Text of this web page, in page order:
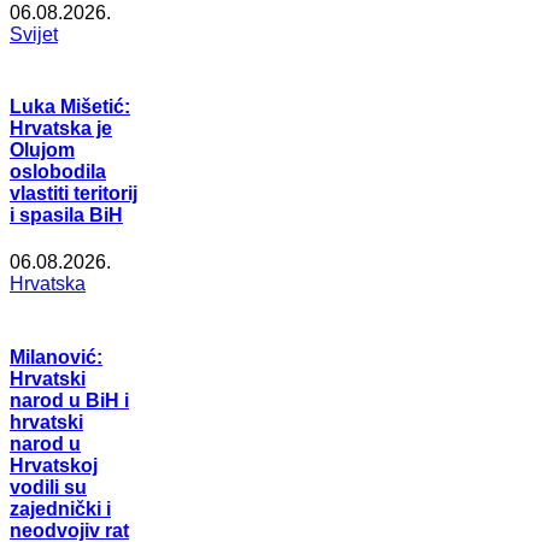
06.08.2026.
Svijet
Luka Mišetić:
Hrvatska je
Olujom
oslobodila
vlastiti teritorij
i spasila BiH
06.08.2026.
Hrvatska
Milanović:
Hrvatski
narod u BiH i
hrvatski
narod u
Hrvatskoj
vodili su
zajednički i
neodvojiv rat